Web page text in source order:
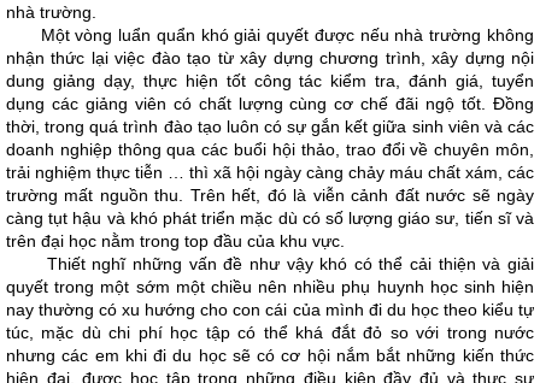
nhà trường.
Một vòng luẩn quẩn khó giải quyết được nếu nhà trường không
nhận thức lại việc đào tạo từ xây dựng chương trình, xây dựng nội
dung giảng dạy, thực hiện tốt công tác kiểm tra, đánh giá, tuyển
dụng các giảng viên có chất lượng cùng cơ chế đãi ngộ tốt. Đồng
thời, trong quá trình đào tạo luôn có sự gắn kết giữa sinh viên và các
doanh nghiệp thông qua các buổi hội thảo, trao đổi về chuyên môn,
trải nghiệm thực tiễn … thì xã hội ngày càng chảy máu chất xám, các
trường mất nguồn thu. Trên hết, đó là viễn cảnh đất nước sẽ ngày
càng tụt hậu và khó phát triển mặc dù có số lượng giáo sư, tiến sĩ và
trên đại học nằm trong top đầu của khu vực.
Thiết nghĩ những vấn đề như vậy khó có thể cải thiện và giải
quyết trong một sớm một chiều nên nhiều phụ huynh học sinh hiện
nay thường có xu hướng cho con cái của mình đi du học theo kiểu tự
túc, mặc dù chi phí học tập có thể khá đắt đỏ so với trong nước
nhưng các em khi đi du học sẽ có cơ hội nắm bắt những kiến thức
hiện đại, được học tập trong những điều kiện đầy đủ và thực sự